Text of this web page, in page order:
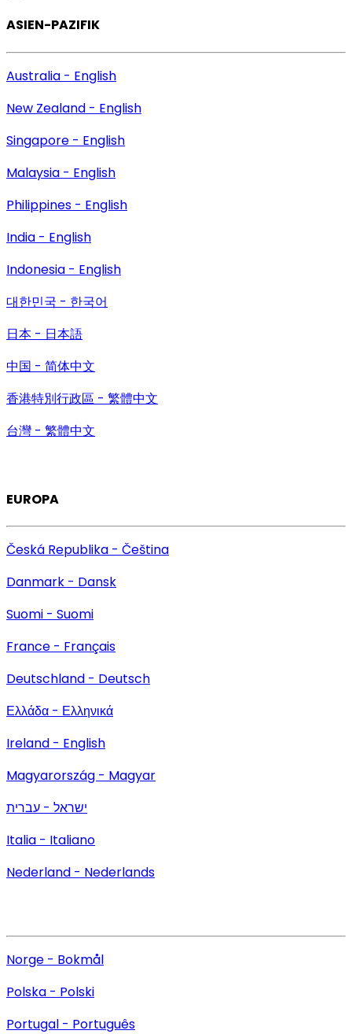
ASIEN-PAZIFIK
Australia - English
New Zealand - English
Singapore - English
Malaysia - English
Philippines - English
India - English
Indonesia - English
대한민국 - 한국어
日本 - 日本語
中国 - 简体中文
香港特別行政區 - 繁體中文
台灣 - 繁體中文
EUROPA
Česká Republika - Čeština
Danmark - Dansk
Suomi - Suomi
France - Français
Deutschland - Deutsch
Ελλάδα - Ελληνικά
Ireland - English
Magyarország - Magyar
ישראל - עברית
Italia - Italiano
Nederland - Nederlands
Norge - Bokmål
Polska - Polski
Portugal - Português